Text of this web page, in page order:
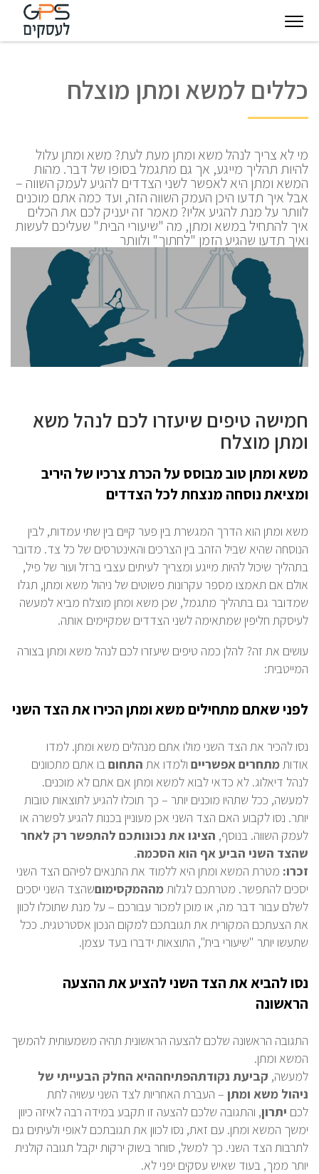
עסקיות מצפן לקוחותינו
כללים למשא ומתן מוצלח
מי לא צריך לנהל משא ומתן מעת לעת? משא ומתן עלול
להיות תהליך מייגע, אך גם מתגמל בסופו של דבר. מהות
המשא ומתן היא לאפשר לשני הצדדים להגיע לעמק השווה –
אבל איך תדעו היכן העמק השווה הזה, ועד כמה אתם מוכנים
לוותר על מנת להגיע אליו? מאמר זה יעניק לכם את הכלים
איך להתחיל במשא ומתן, מה "שיעורי הבית" שעליכם לעשות
ואיך תדעו שהגיע הזמן "לחתוך" ולוותר
חמישה טיפים שיעזרו לכם לנהל משא
ומתן מוצלח
משא ומתן טוב מבוסס על הכרת צרכיו של היריב
ומציאת נוסחה מנצחת לכל הצדדים
משא ומתן הוא הדרך המגשרת בין פער קיים בין שתי עמדות, לבין
הנוסחה שהיא שביל הזהב בין הצרכים והאינטרסים של כל צד. מדובר
בתהליך שיכול להיות מייגע ומצריך לעיתים עצבי ברזל ועור של פיל,
אולם אם תאמצו מספר עקרונות פשוטים של ניהול משא ומתן, תגלו
שמדובר גם בתהליך מתגמל, שכן משא ומתן מוצלח מביא למעשה
לעיסקת חליפין שמתאימה לשני הצדדים שמקיימים אותה.
עושים את זה? להלן כמה טיפים שיעזרו לכם לנהל משא ומתן בצורה
המייטבית:
לפני שאתם מתחילים משא ומתן הכירו את הצד השני
נסו להכיר את הצד השני מולו אתם מנהלים משא ומתן. למדו
אודות מתחריםאפשריים ולמדו את התחוםבו אתם מתכוונים
לנהל דיאלוג. לא כדאי לבוא למשא ומתן אם אתם לא מוכנים.
למעשה, ככל שתהיו מוכנים יותר – כך תוכלו להגיע לתוצאות טובות
יותר. נסו לקבוע האם הצד השני אכן מעוניין בכנות להגיע לפשרה או
לעמק השווה. בנוסף, הציגו את נכונותכם להתפשר רק לאחר
שהצד השני הביע אף הוא הסכמה.
זכרו: מטרת המשא ומתן היא ללמוד את התנאים לפיהם הצד השני
יסכים להתפשר. מטרתכם לגלות מההמקסימוםשהצד השני יסכים
לשלם עבור דבר מה, או מוכן למכור עבורכם – על מנת שתוכלו לכוון
את הצעתכם המקורית את תגובתכם למקום הנכון אסטרטגית. ככל
שתעשו יותר "שיעורי בית", התוצאות ידברו בעד עצמן.
נסו להביא את הצד השני להציע את ההצעה
הראשונה
התגובה הראשונה שלכם להצעה הראשונית תהיה משמעותית להמשך
המשא ומתן.
למעשה, קביעת נקודתהפתיחההיא החלק הבעייתי של
ניהול משא ומתן – העברת האחריות לצד השני עשויה לתת
לכם יתרון, והתגובה שלכם להצעה זו תקבע במידה רבה לאיזה כיוון
ימשך המשא ומתן. עם זאת, נסו לכוון את תגובתכם לאופי ולעיתים גם
לתרבות הצד השני. כך למשל, סוחר בשוק ירקות יקבל תגובה קולנית
יותר ממך, בעוד שאיש עסקים יפני לא.